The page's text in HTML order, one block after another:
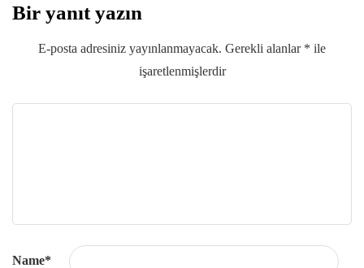
Bir yanıt yazın
E-posta adresiniz yayınlanmayacak. Gerekli alanlar * ile
işaretlenmişlerdir
Name*